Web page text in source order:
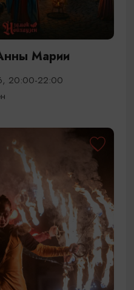
Марии
20:00-22:00